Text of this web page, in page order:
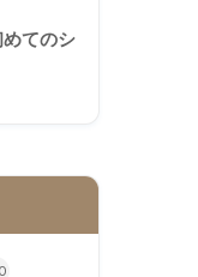
めてのシ